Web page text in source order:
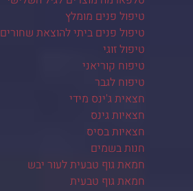
טיפול פנים מומלץ
טיפול פנים ביתי להוצאת שחורים
טיפול זוגי
טיפוח קוריאני
טיפוח לגבר
חצאית ג'ינס מידי
חצאיות גינס
חצאיות בסיס
חנות בשמים
חמאת גוף טבעית לעור יבש
חמאת גוף טבעית